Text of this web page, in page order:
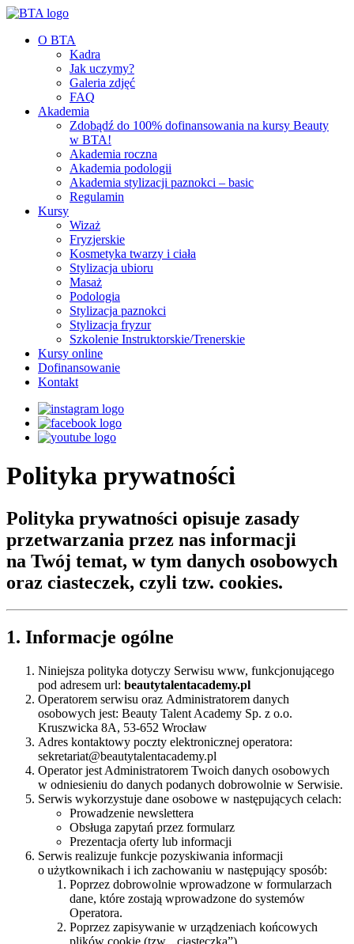
O BTA
Kadra
Jak uczymy?
Galeria zdjęć
FAQ
Akademia
Zdobądź do 100% dofinansowania na kursy Beauty
w BTA!
Akademia roczna
Akademia podologii
Akademia stylizacji paznokci – basic
Regulamin
Kursy
Wizaż
Fryzjerskie
Kosmetyka twarzy i ciała
Stylizacja ubioru
Masaż
Podologia
Stylizacja paznokci
Stylizacja fryzur
Szkolenie Instruktorskie/Trenerskie
Kursy online
Dofinansowanie
Kontakt
Polityka prywatności
Polityka prywatności opisuje zasady
przetwarzania przez nas informacji
na Twój temat, w tym danych osobowych
oraz ciasteczek, czyli tzw. cookies.
1. Informacje ogólne
Niniejsza polityka dotyczy Serwisu www, funkcjonującego
pod adresem url: beautytalentacademy.pl
Operatorem serwisu oraz Administratorem danych
osobowych jest: Beauty Talent Academy Sp. z o.o.
Kruszwicka 8A, 53-652 Wrocław
Adres kontaktowy poczty elektronicznej operatora:
sekretariat@beautytalentacademy.pl
Operator jest Administratorem Twoich danych osobowych
w odniesieniu do danych podanych dobrowolnie w Serwisie.
Serwis wykorzystuje dane osobowe w następujących celach:
Prowadzenie newslettera
Obsługa zapytań przez formularz
Prezentacja oferty lub informacji
Serwis realizuje funkcje pozyskiwania informacji
o użytkownikach i ich zachowaniu w następujący sposób:
Poprzez dobrowolnie wprowadzone w formularzach
dane, które zostają wprowadzone do systemów
Operatora.
Poprzez zapisywanie w urządzeniach końcowych
plików cookie (tzw. „ciasteczka”).